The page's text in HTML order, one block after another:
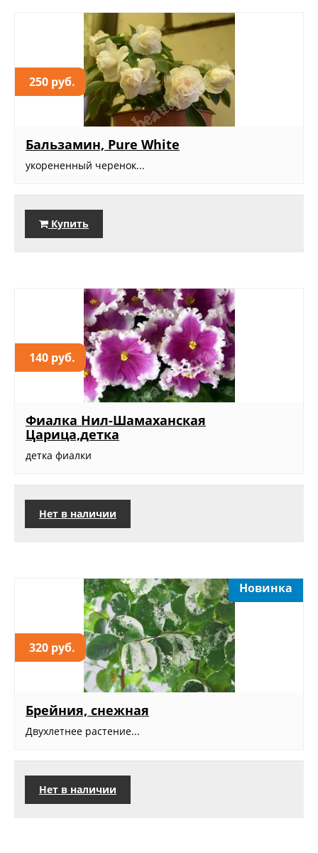
250 руб.
Бальзамин, Pure White
укорененный черенок...
Купить
140 руб.
Фиалка Нил-Шамаханская
Царица,детка
детка фиалки
Нет в наличии
320 руб.
Новинка
Брейния, снежная
Двухлетнее растение...
Нет в наличии